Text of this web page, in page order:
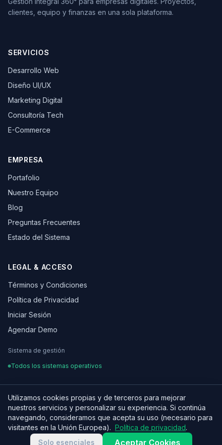
clientes, equipo y finanzas en una sola plataforma.
SERVICIOS
Desarrollo Web
Diseño UI/UX
Marketing Digital
Consultoría Tech
E-Commerce
EMPRESA
Portafolio
Nuestro Equipo
Blog
Preguntas Frecuentes
Estado del Sistema
LEGAL & ACCESO
Términos y Condiciones
Política de Privacidad
Iniciar Sesión
Agendar Demo
Sistema de gestión
Todos los sistemas operativos
© 2026 OSCARLEON. Todos los derechos reservados.
Hecho con ♥ para equipos digitales en LATAM
¿Hablamos de tu proyecto?
Utilizamos cookies propias y de terceros para mejorar
nuestros servicios y personalizar su experiencia. Si continúa
navegando, consideramos que acepta su uso (necesario para
visitantes en la Unión Europea). Política de privacidad.
Solo esenciales
Aceptar Cookies